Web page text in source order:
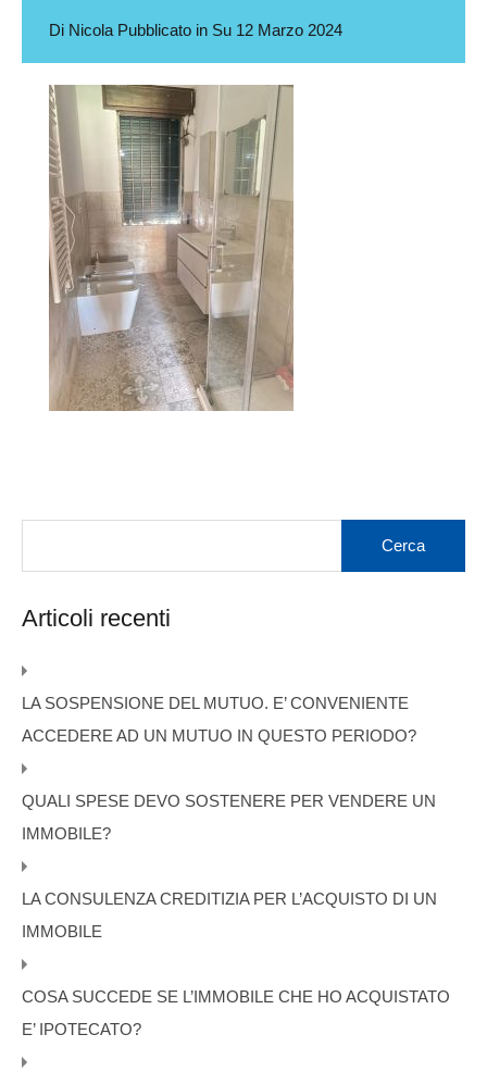
Di Nicola Pubblicato in Su 12 Marzo 2024
Articoli recenti
LA SOSPENSIONE DEL MUTUO. E’ CONVENIENTE
ACCEDERE AD UN MUTUO IN QUESTO PERIODO?
QUALI SPESE DEVO SOSTENERE PER VENDERE UN
IMMOBILE?
LA CONSULENZA CREDITIZIA PER L’ACQUISTO DI UN
IMMOBILE
COSA SUCCEDE SE L’IMMOBILE CHE HO ACQUISTATO
E’ IPOTECATO?